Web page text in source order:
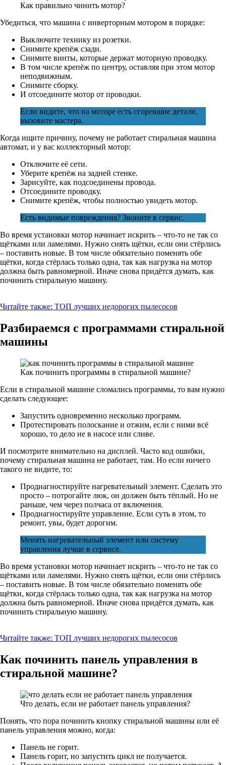
Как правильно чинить мотор?
Убедиться, что машина с инверторным мотором в порядке:
Выключите технику из розетки.
Снимите крепёж сзади.
Снимите винты, которые держат моторную проводку.
В том числе крепёж по центру, оставляя при этом мотор
неподвижным.
Снимите сборку.
И отсоедините мотор от проводки.
Если видите, что на моторе есть сгоревшие детали,
вызовите мастера.
Когда ищите причину, почему не работает стиральная машина
автомат, и у вас коллекторный мотор:
Отключите её сети.
Уберите крепёж на задней стенке.
Зарисуйте, как подсоединены провода.
Отсоедините проводку.
Снимите крепёж, чтобы полностью увидеть мотор.
Есть видимые повреждения? Звоните в сервис.
Во время установки мотор начинает искрить – что-то не так со
щётками или ламелями. Нужно снять щётки, если они стёрлись
– поставить новые. В том числе обязательно поменять обе
щётки, когда стёрлась только одна, так как нагрузка на мотор
должна быть равномерной. Иначе снова придётся думать, как
починить стиральную машину.
Читайте также: ТОП лучших недорогих пылесосов
Разбираемся с программами стиральной
машины
Как починить программы в стиральной машине?
Если в стиральной машине сломались программы, то вам нужно
сделать следующее:
Запустить одновременно несколько программ.
Протестировать полоскание и отжим, если с ними всё
хорошо, то дело не в насосе или сливе.
И посмотрите внимательно на дисплей. Часто код ошибки,
почему стиральная машина не работает, там. Но если ничего
такого не видите, то:
Продиагностируйте нагревательный элемент. Сделать это
просто – потрогайте люк, он должен быть тёплый. Но не
раньше, чем через полчаса от включения.
Продиагностируйте управление. Если суть в этом, то
ремонт, увы, будет дорогим.
Менять нагревательный элемент или систему
управления лучше в сервисе.
Во время установки мотор начинает искрить – что-то не так со
щётками или ламелями. Нужно снять щётки, если они стёрлись
– поставить новые. В том числе обязательно поменять обе
щётки, когда стёрлась только одна, так как нагрузка на мотор
должна быть равномерной. Иначе снова придётся думать, как
починить стиральную машину.
Читайте также: ТОП лучших недорогих пылесосов
Как починить панель управления в
стиральной машине?
Что делать, если не работает панель управления?
Понять, что пора починить кнопку стиральной машины или её
панель управления можно, когда:
Панель не горит.
Панель горит, но запустить цикл не получается.